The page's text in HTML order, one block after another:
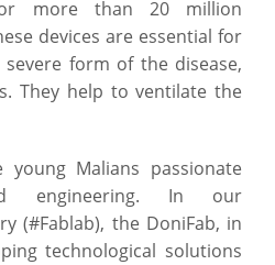
more than 20 million
devices are essential for
form of the disease,
They help to ventilate the
Malians passionate
engineering. In our
(#Fablab), the DoniFab, in
technological solutions